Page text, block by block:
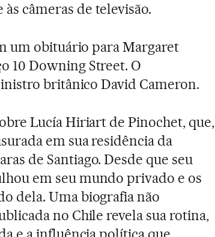
câmeras de televisão.
um obituário para Margaret
10 Downing Street. O
britânico David Cameron.
Lucía Hiriart de Pinochet, que,
em sua residência da
de Santiago. Desde que seu
em seu mundo privado e os
dela. Uma biografia não
no Chile revela sua rotina,